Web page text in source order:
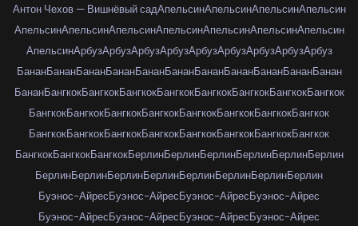
Антон Чехов — Вишнёвый садАпельсинАпельсинАпельсинАпельсин
АпельсинАпельсинАпельсинАпельсинАпельсинАпельсинАпельсин
АпельсинАрбузАрбузАрбузАрбузАрбузАрбузАрбузАрбузАрбуз
БананБананБананБананБананБананБананБананБананБананБанан
БананБангкокБангкокБангкокБангкокБангкокБангкокБангкокБангкок
БангкокБангкокБангкокБангкокБангкокБангкокБангкокБангкок
БангкокБангкокБангкокБангкокБангкокБангкокБангкокБангкок
БангкокБангкокБангкокБерлинБерлинБерлинБерлинБерлинБерлин
БерлинБерлинБерлинБерлинБерлинБерлинБерлинБерлин
Буэнос-АйресБуэнос-АйресБуэнос-АйресБуэнос-Айрес
Буэнос-АйресБуэнос-АйресБуэнос-АйресБуэнос-Айрес